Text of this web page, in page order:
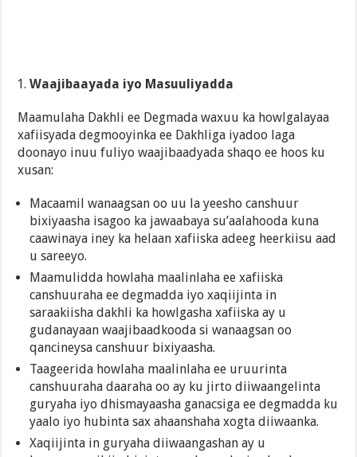
Waajibaayada iyo Masuuliyadda
Maamulaha Dakhli ee Degmada waxuu ka howlgalayaa
xafiisyada degmooyinka ee Dakhliga iyadoo laga
doonayo inuu fuliyo waajibaadyada shaqo ee hoos ku
xusan:
Macaamil wanaagsan oo uu la yeesho canshuur
bixiyaasha isagoo ka jawaabaya su’aalahooda kuna
caawinaya iney ka helaan xafiiska adeeg heerkiisu aad
u sareeyo.
Maamulidda howlaha maalinlaha ee xafiiska
canshuuraha ee degmadda iyo xaqiijinta in
saraakiisha dakhli ka howlgasha xafiiska ay u
gudanayaan waajibaadkooda si wanaagsan oo
qancineysa canshuur bixiyaasha.
Taageerida howlaha maalinlaha ee uruurinta
canshuuraha daaraha oo ay ku jirto diiwaangelinta
guryaha iyo dhismayaasha ganacsiga ee degmadda ku
yaalo iyo hubinta sax ahaanshaha xogta diiwaanka.
Xaqiijinta in guryaha diiwaangashan ay u